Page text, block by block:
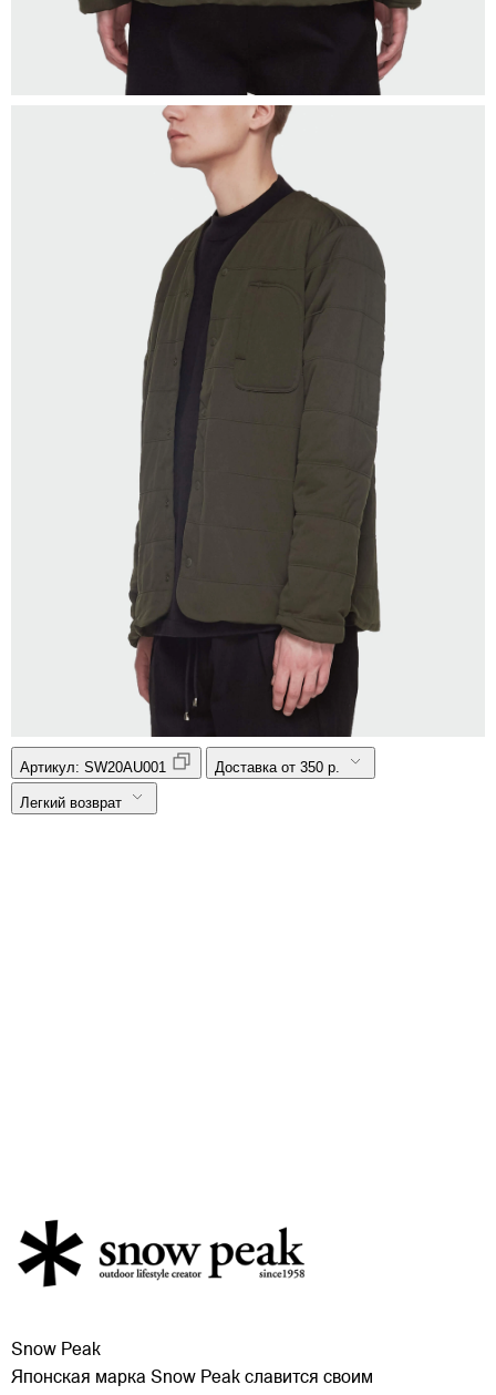
Артикул: SW20AU001 Доставка от 350 р.
Легкий возврат
Snow Peak
Японская марка Snow Peak славится своим